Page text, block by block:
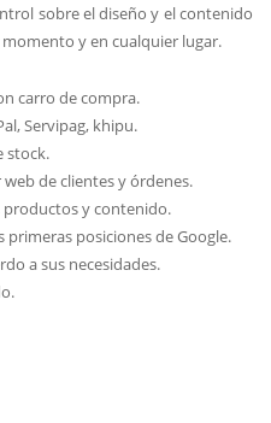
sobre el diseño y el contenido
y en cualquier lugar.
carro de compra.
Servipag, khipu.
stock.
de clientes y órdenes.
y contenido.
primeras posiciones de Google.
a sus necesidades.